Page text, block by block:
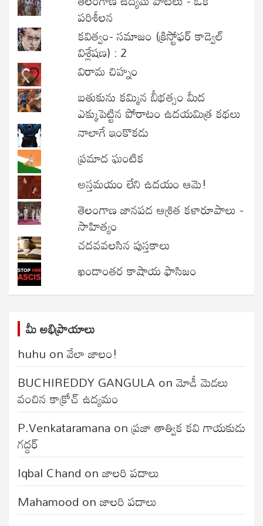
పరిశీలన
కవిత్వం- సమాజం (క్రిస్టోఫర్ కాడ్వెల్
విశ్లేషణ) : 2
విరామ చిహ్నం
బతుకును కమ్మిన బీభత్సం మీద
ఎక్కుపెట్టిన పోరాటం ఉదయమిత్ర కథలు
నాలాగే ఇంకొకడు
ప్రమాద ఘంటిక
అస్తమయం లేని ఉదయం ఆమె!
తెలంగాణ జానపద ఆశ్రిత కళారూపాలు -
సాహిత్యం
చదవవలసిన పుస్తకాలు
ఖండాంతర కాషాయ ఫాసిజం
మీ అభిప్రాయాలు
huhu onవేలా జాలం!
BUCHIREDDY GANGULA onమోడీ మెడలు
వంచిన కాక్రోచ్ ఉద్యమం
P.Venkataramana onప్రజా తాత్విక కవి గాయకుడు
గద్దర్
Iqbal Chand onజాలరి పదాలు
Mahamood onజాలరి పదాలు